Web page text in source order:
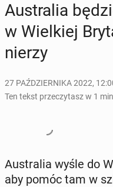
Au­stra­lia
w Wiel­kiej
nie­rzy
27 PAŹDZIERNIKA 2022,
Ten tekst przeczytasz w 1
Au­stra­lia wyśle do
aby pomóc tam w